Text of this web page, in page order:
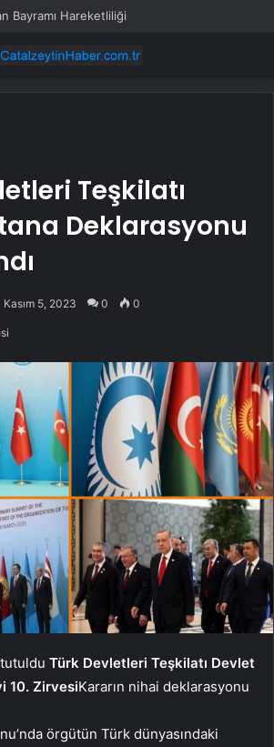
Bayramı Hareketliliği
Teşkilatı
Deklarasyonu
Kasım 5, 2023 0 0
Türk Devletleri Teşkilatı Devlet
10. ZirvesiKararın nihai deklarasyonu
örgütün Türk dünyasındaki